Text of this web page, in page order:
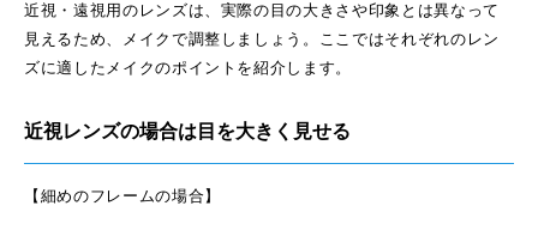
近視・遠視用のレンズは、実際の目の大きさや印象とは異なって
見えるため、メイクで調整しましょう。ここではそれぞれのレン
ズに適したメイクのポイントを紹介します。
近視レンズの場合は目を大きく見せる
【細めのフレームの場合】